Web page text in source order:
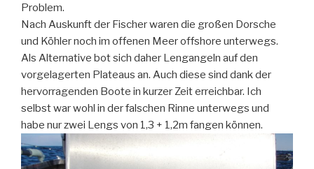
Problem.
Nach Auskunft der Fischer waren die großen Dorsche
und Köhler noch im offenen Meer offshore unterwegs.
Als Alternative bot sich daher Lengangeln auf den
vorgelagerten Plateaus an. Auch diese sind dank der
hervorragenden Boote in kurzer Zeit erreichbar. Ich
selbst war wohl in der falschen Rinne unterwegs und
habe nur zwei Lengs von 1,3 + 1,2m fangen können.